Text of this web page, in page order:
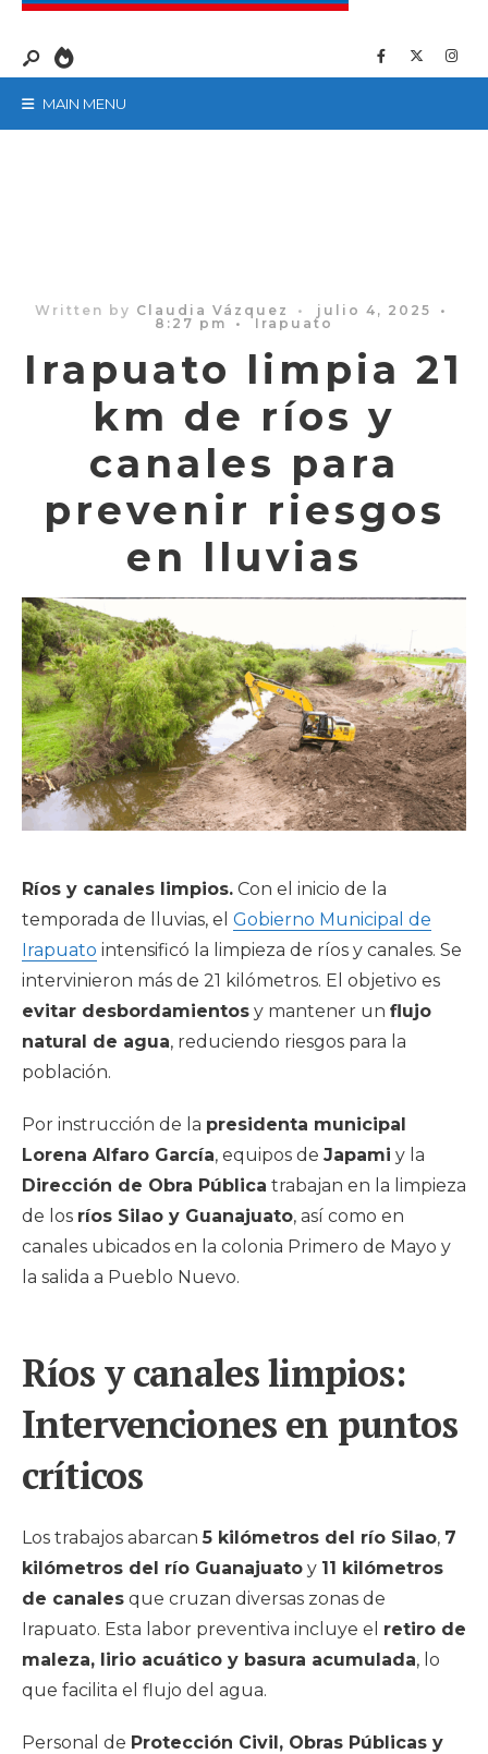
MAIN MENU
Written by Claudia Vázquez • julio 4, 2025
•
8:27 pm
• Irapuato
Irapuato limpia 21
km de ríos y
canales para
prevenir riesgos
en lluvias
Ríos y canales limpios. Con el inicio de la
temporada de lluvias, el Gobierno Municipal de
Irapuato intensificó la limpieza de ríos y canales. Se
intervinieron más de 21 kilómetros. El objetivo es
evitar desbordamientos y mantener un flujo
natural de agua, reduciendo riesgos para la
población.
Por instrucción de la presidenta municipal
Lorena Alfaro García, equipos de Japami y la
Dirección de Obra Pública trabajan en la limpieza
de los ríos Silao y Guanajuato, así como en
canales ubicados en la colonia Primero de Mayo y
la salida a Pueblo Nuevo.
Ríos y canales limpios:
Intervenciones en puntos
críticos
Los trabajos abarcan5 kilómetros del río Silao, 7
kilómetros del río Guanajuato y 11 kilómetros
de canales que cruzan diversas zonas de
Irapuato. Esta labor preventiva incluye el retiro de
maleza, lirio acuático y basura acumulada, lo
que facilita el flujo del agua.
Personal de Protección Civil, Obras Públicas y